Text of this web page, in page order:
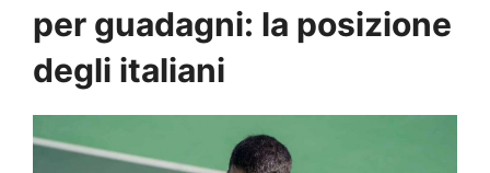
per guadagni: la posizione
degli italiani